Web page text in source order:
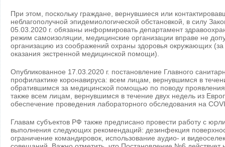
При этом, поскольку граждане, вернувшиеся или
неблагополучной эпидемиологической обстановкой, в силу
05.03.2020 г. обязаны информировать департамент
режим самоизоляции, медицинские организации вправе не
организацию из соображений охраны здоровья окружающих
оказания экстренной медицинской помощи).
Опубликованное 17.03.2020 г. постановление Главного
профилактике коронавируса: всем лицам, вернувшимся в
обратившимся за медицинской помощью по поводу
также всем лицам, вернувшимся в течение двух недель из
обеспечение проведения лабораторного обследования на
Главам субъектов РФ также предписано провести работу с
выполнения следующих рекомендаций: дезинфекция
ограничение командировок, использование аудио- и